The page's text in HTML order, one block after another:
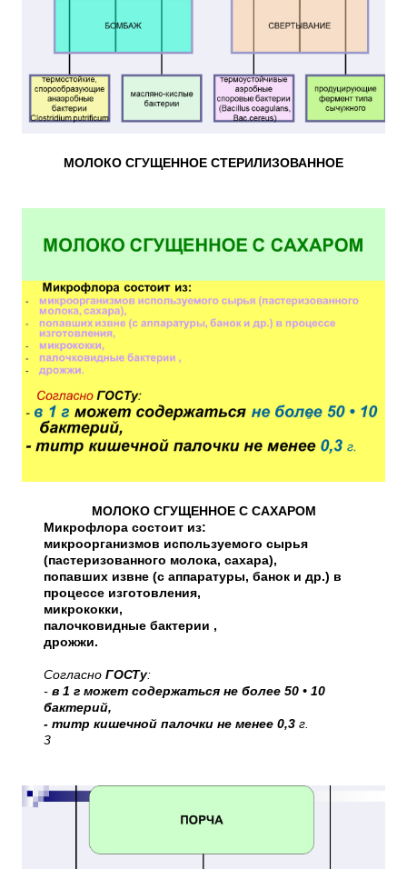
МОЛОКО СГУЩЕННОЕ СТЕРИЛИЗОВАННОЕ
МОЛОКО СГУЩЕННОЕ С САХАРОМ
Микрофлора состоит из:
микроорганизмов используемого сырья
(пастеризованного молока, сахара),
попавших извне (с аппаратуры, банок и др.) в
процессе изготовления,
микрококки,
палочковидные бактерии ,
дрожжи.
Согласно ГОСТу:
- в 1 г может содержаться не более 50 • 10
бактерий,
- титр кишечной палочки не менее 0,3 г.
3